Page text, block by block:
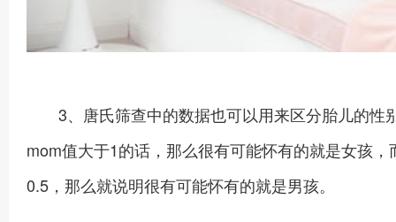
3、唐氏筛查中的数据也可以用来区分胎儿的性
mom值大于1的话，那么很有可能怀有的就是女孩
0.5，那么就说明很有可能怀有的就是男孩。